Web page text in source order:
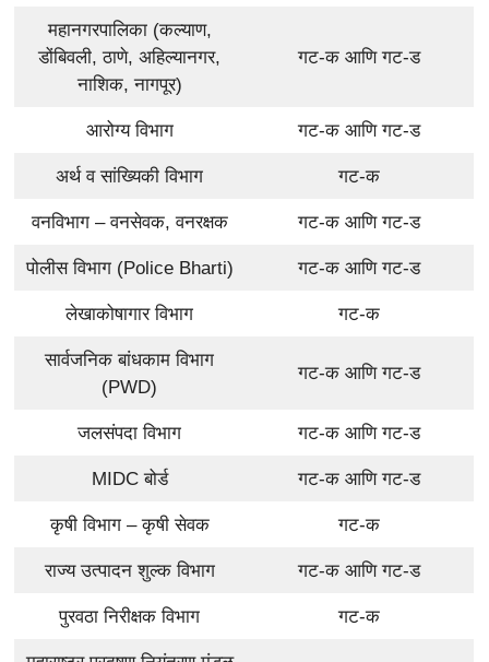
महानगरपालिका (कल्याण,
डोंबिवली, ठाणे, अहिल्यानगर,
नाशिक, नागपूर)
गट-क आणि गट-ड
आरोग्य विभाग गट-क आणि गट-ड
अर्थ व सांख्यिकी विभाग गट-क
वनविभाग – वनसेवक, वनरक्षक गट-क आणि गट-ड
पोलीस विभाग (Police Bharti) गट-क आणि गट-ड
लेखाकोषागार विभाग गट-क
सार्वजनिक बांधकाम विभाग
(PWD)
गट-क आणि गट-ड
जलसंपदा विभाग गट-क आणि गट-ड
MIDC बोर्ड गट-क आणि गट-ड
कृषी विभाग – कृषी सेवक गट-क
राज्य उत्पादन शुल्क विभाग गट-क आणि गट-ड
पुरवठा निरीक्षक विभाग गट-क